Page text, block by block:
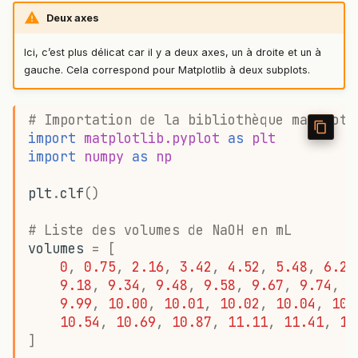
Deux axes
Ici, c’est plus délicat car il y a deux axes, un à droite et un à
gauche. Cela correspond pour Matplotlib à deux subplots.
# Importation de la bibliothèque
import matplotlib.pyplot as plt
import numpy as np
plt .clf()
# Liste des volumes de NaOH en mL
volumes =
[
0, 0.75, 2.16, 3.42 , 4.52 , 5.48, 6.29
9.18, 9.34 , 9.48, 9.58, 9.67, 9.74 ,
9.99, 10.00, 10.01, 10.02 , 10.04 ,
10.54 , 10.69, 10.87, 11.11, 11.41,
]